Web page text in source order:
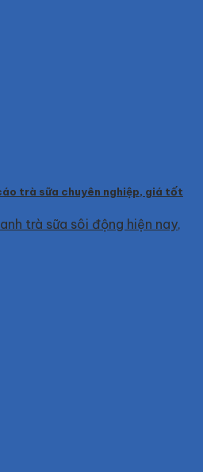
trà sữa chuyên nghiệp, giá tốt
trà sữa sôi động hiện nay,